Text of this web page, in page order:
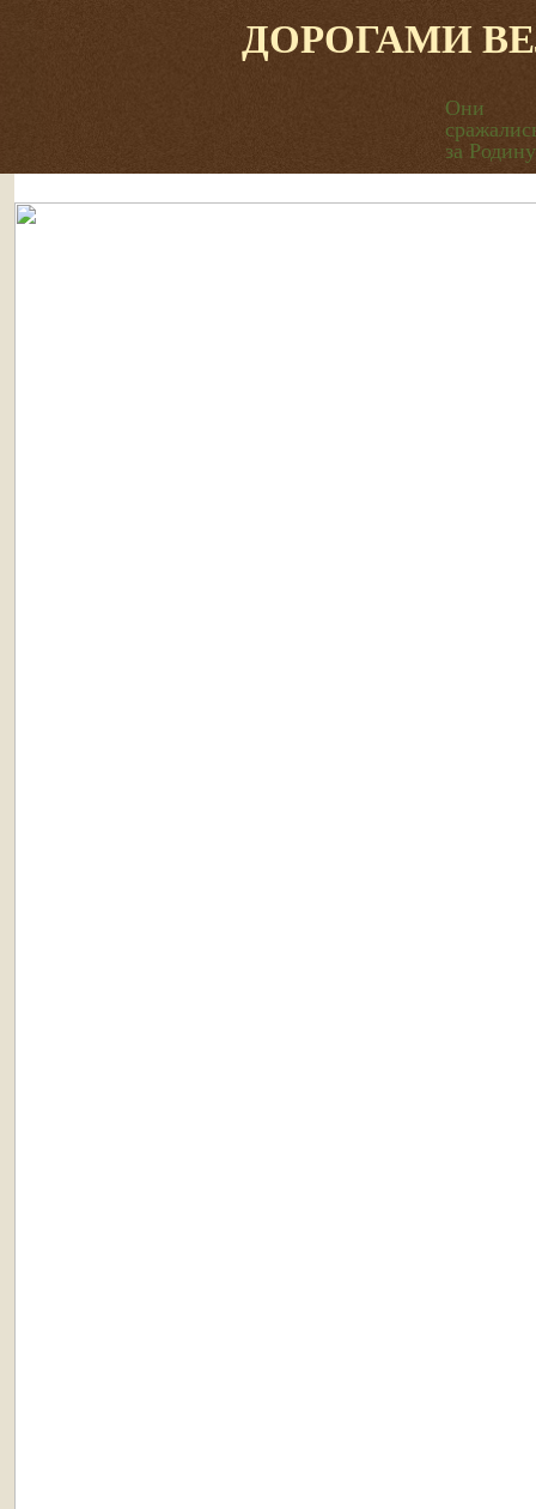
ДОРОГАМИ
Они
за Родину